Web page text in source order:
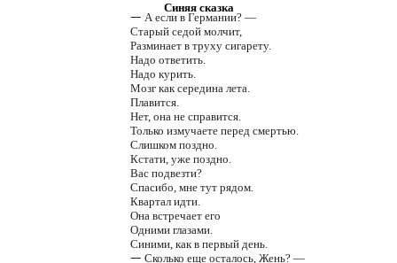
Синяя сказка
—А если в Германии? —
Старый седой молчит,
Разминает в труху сигарету.
Надо ответить.
Надо курить.
Мозг как середина лета.
Плавится.
Нет, она не справится.
Только измучаете перед смертью.
Слишком поздно.
Кстати, уже поздно.
Вас подвезти?
Спасибо, мне тут рядом.
Квартал идти.
Она встречает его
Одними глазами.
Синими, как в первый день.
—Сколько еще осталось, Жень? —